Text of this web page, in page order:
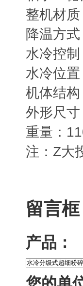
整机材
降温方
水冷控
水冷位
机体结
外形尺
重量：
注：Z大
留言框
产品：